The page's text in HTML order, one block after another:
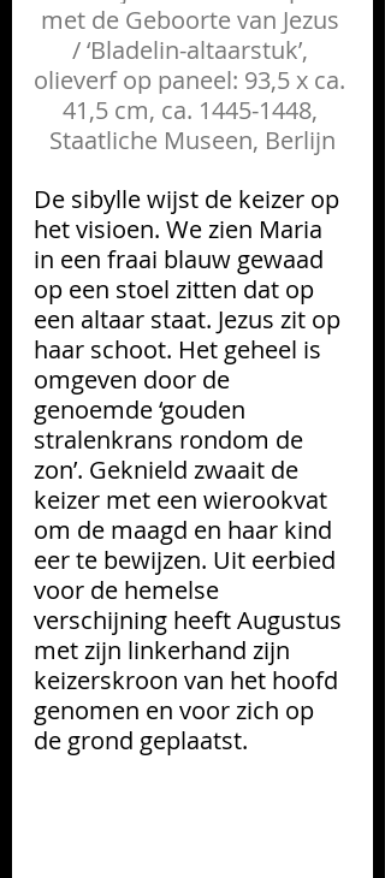
met de Geboorte van Jezus
/ ‘Bladelin-altaarstuk’,
olieverf op paneel: 93,5 x ca.
41,5 cm, ca. 1445-1448,
Staatliche Museen, Berlijn
De sibylle wijst de keizer op
het visioen. We zien Maria
in een fraai blauw gewaad
op een stoel zitten dat op
een altaar staat. Jezus zit op
haar schoot. Het geheel is
omgeven door de
genoemde ‘gouden
stralenkrans rondom de
zon’. Geknield zwaait de
keizer met een wierookvat
om de maagd en haar kind
eer te bewijzen. Uit eerbied
voor de hemelse
verschijning heeft Augustus
met zijn linkerhand zijn
keizerskroon van het hoofd
genomen en voor zich op
de grond geplaatst.